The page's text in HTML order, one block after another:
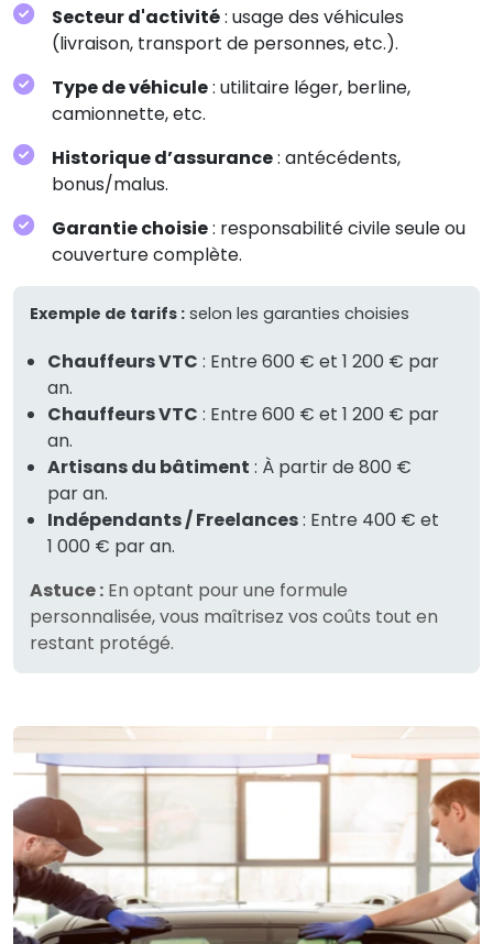
Secteur d'activité: usage des véhicules
(livraison, transport de personnes, etc.).
Type de véhicule: utilitaire léger, berline,
camionnette, etc.
Historique d’assurance: antécédents,
bonus/malus.
Garantie choisie: responsabilité civile seule ou
couverture complète.
Exemple de tarifs : selon les garanties choisies
Chauffeurs VTC : Entre 600 € et 1 200 € par
an.
Chauffeurs VTC : Entre 600 € et 1 200 € par
an.
Artisans du bâtiment : À partir de 800 €
par an.
Indépendants / Freelances: Entre 400 € et
1 000 € par an.
Astuce : En optant pour une formule
personnalisée, vous maîtrisez vos coûts tout en
restant protégé.